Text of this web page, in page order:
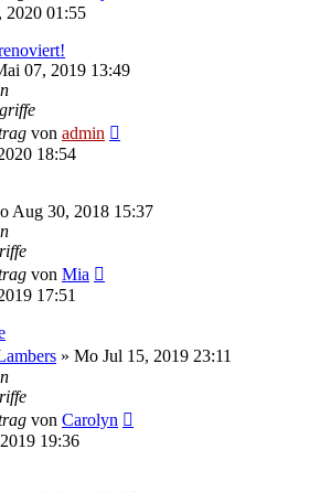
2020 01:55
07, 2019 13:49
von admin
18:54
Aug 30, 2018 15:37
von Mia
17:51
» Mo Jul 15, 2019 23:11
von Carolyn
19:36